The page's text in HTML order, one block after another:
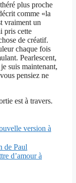
plus proche
comme «la
vraiment un
pris cette
de créatif.
chaque fois
Pearlescent,
suis maintenant,
pensiez ne
est à travers.
version à
de Paul
d’amour à